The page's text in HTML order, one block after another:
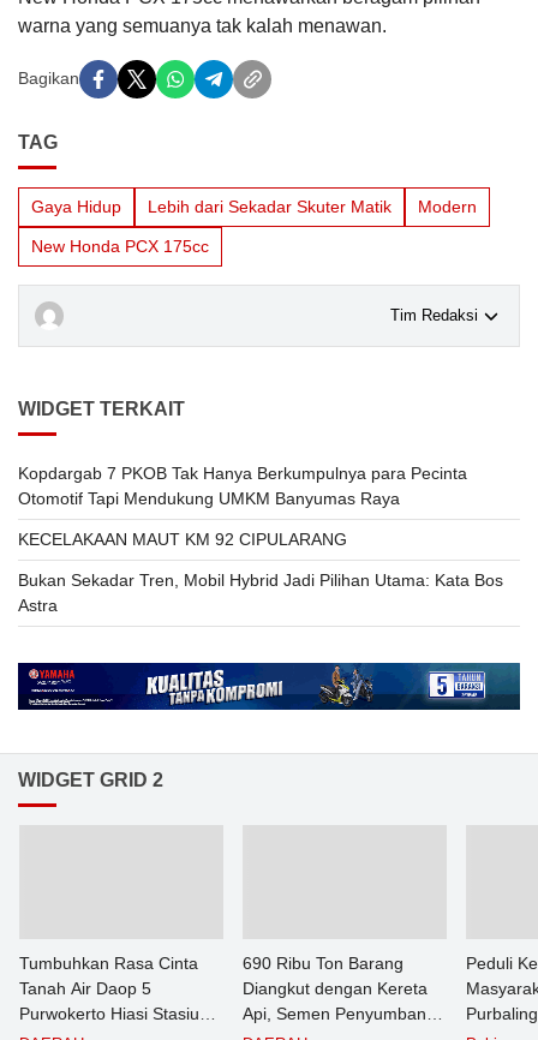
warna yang semuanya tak kalah menawan.
Bagikan
TAG
Gaya Hidup Lebih dari Sekadar Skuter Matik Modern
New Honda PCX 175cc
Tim Redaksi
WIDGET TERKAIT
Kopdargab 7 PKOB Tak Hanya Berkumpulnya para Pecinta
Otomotif Tapi Mendukung UMKM Banyumas Raya
KECELAKAAN MAUT KM 92 CIPULARANG
Bukan Sekadar Tren, Mobil Hybrid Jadi Pilihan Utama: Kata Bos
Astra
WIDGET GRID 2
Tumbuhkan Rasa Cinta
Tanah Air Daop 5
Purwokerto Hiasi Stasiun
690 Ribu Ton Barang
Diangkut dengan Kereta
Api, Semen Penyumbang
Peduli